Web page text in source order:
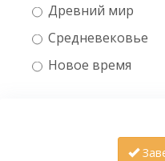
Древний мир
Средневековье
Новое время